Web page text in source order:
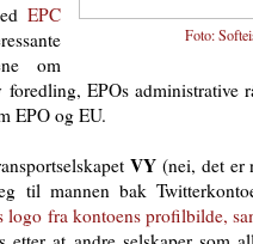
Foto:
EPC
om
EPOs administrative
EPO og EU.
VY (nei, det er
til mannen bak
logo fra kontoens profilbilde,